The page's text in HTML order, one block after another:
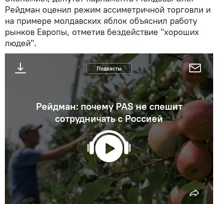
Рейдман оценил режим ассиметричной торговли и
на примере молдавских яблок объяснил работу
рынков Европы, отметив бездействие "хороших
людей".
Подкасты
Рейдман: почему PAS не спешит
сотрудничать с Россией